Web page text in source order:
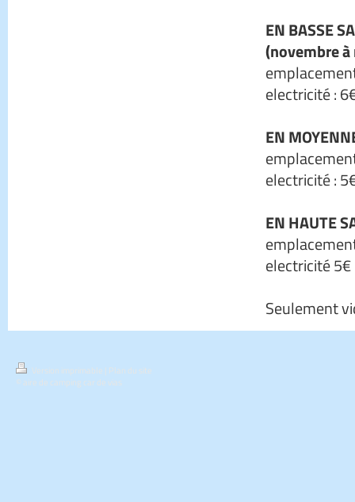
EN BASSE
(novembre à
electricité :
EN
electricité :
EN HAUTE
electricité 5€
Seulement
Version imprimable Plan du site
© aire de camping car de vias